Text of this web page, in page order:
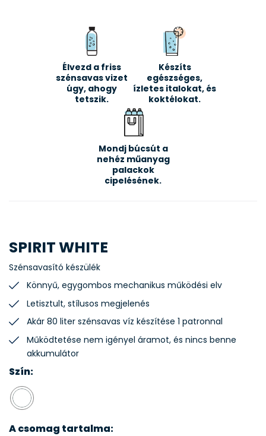
Élvezd a friss
szénsavas vizet
úgy, ahogy
tetszik.
Készíts
egészséges,
ízletes italokat, és
koktélokat.
Mondj búcsút a
nehéz műanyag
palackok
cipelésének.
SPIRIT WHITE
Szénsavasító készülék
Könnyű, egygombos mechanikus működési elv
Letisztult, stílusos megjelenés
Akár 80 liter szénsavas víz készítése 1 patronnal
Működtetése nem igényel áramot, és nincs benne
akkumulátor
Szín:
A csomag tartalma: